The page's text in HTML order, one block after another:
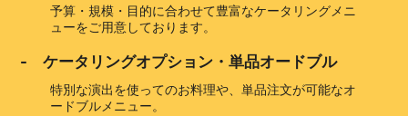
予算・規模・目的に合わせて豊富なケータリングメニ
ューをご用意しております。
- ケータリングオプション・単品オードブル
特別な演出を使ってのお料理や、単品注文が可能なオ
ードブルメニュー。